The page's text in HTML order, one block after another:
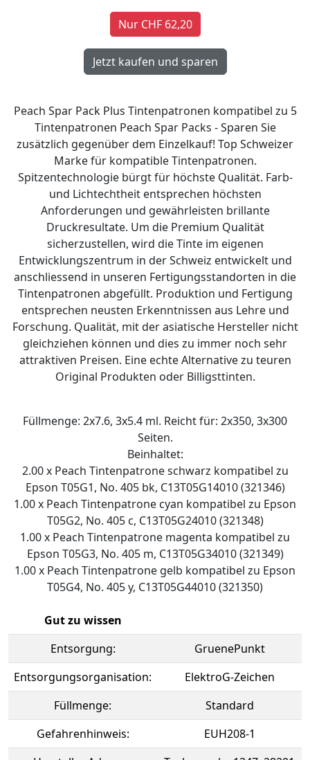
Nur CHF 62,20
Peach Spar Pack Plus Tintenpatronen kompatibel zu 5
Tintenpatronen Peach Spar Packs - Sparen Sie
zusätzlich gegenüber dem Einzelkauf! Top Schweizer
Marke für kompatible Tintenpatronen.
Spitzentechnologie bürgt für höchste Qualität. Farb-
und Lichtechtheit entsprechen höchsten
Anforderungen und gewährleisten brillante
Druckresultate. Um die Premium Qualität
sicherzustellen, wird die Tinte im eigenen
Entwicklungszentrum in der Schweiz entwickelt und
anschliessend in unseren Fertigungsstandorten in die
Tintenpatronen abgefüllt. Produktion und Fertigung
entsprechen neusten Erkenntnissen aus Lehre und
Forschung. Qualität, mit der asiatische Hersteller nicht
gleichziehen können und dies zu immer noch sehr
attraktiven Preisen. Eine echte Alternative zu teuren
Original Produkten oder Billigsttinten.
Füllmenge: 2x7.6, 3x5.4 ml. Reicht für: 2x350, 3x300
Seiten.
Beinhaltet:
2.00 x Peach Tintenpatrone schwarz kompatibel zu
Epson T05G1, No. 405 bk, C13T05G14010 (321346)
1.00 x Peach Tintenpatrone cyan kompatibel zu Epson
T05G2, No. 405 c, C13T05G24010 (321348)
1.00 x Peach Tintenpatrone magenta kompatibel zu
Epson T05G3, No. 405 m, C13T05G34010 (321349)
1.00 x Peach Tintenpatrone gelb kompatibel zu Epson
T05G4, No. 405 y, C13T05G44010 (321350)
Gut zu wissen
Entsorgung:
GruenePunkt
Entsorgungsorganisation:
ElektroG-Zeichen
Füllmenge:
Standard
Gefahrenhinweis:
EUH208-1